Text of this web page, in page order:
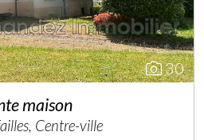
30
maison
Centre-ville